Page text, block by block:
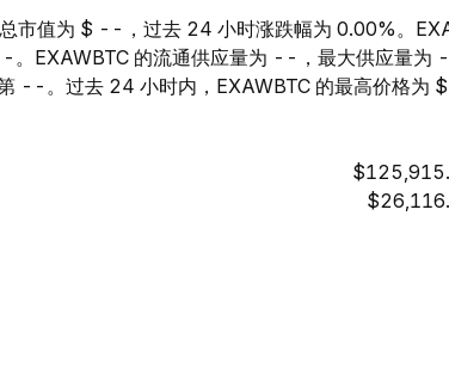
市值为 $ --，过去 24 小时涨跌幅为 0.00%。
EXAWBTC 的流通供应量为 --，最大供应量为
--。过去 24 小时内，EXAWBTC 的最高价格为